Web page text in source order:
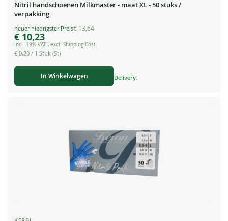
Nitril handschoenen Milkmaster - maat XL - 50 stuks /
verpakking
Special
Price
€ 10,23
€ 13,64
Incl. 19% VAT , excl. Shipping Cost
€ 0,20 / 1 Stuk (St)
In Winkelwagen Delivery: